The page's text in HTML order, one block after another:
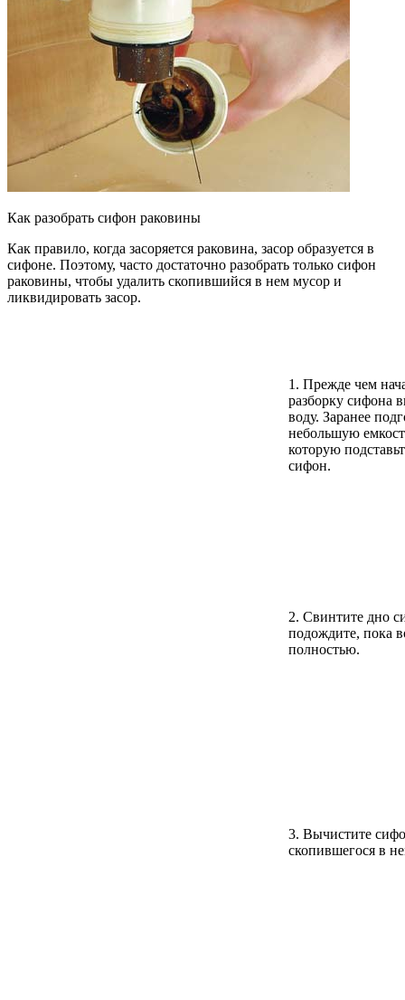
Как разобрать сифон раковины
Как правило, когда засоряется раковина, засор образуется в
сифоне. Поэтому, часто достаточно разобрать только сифон
раковины, чтобы удалить скопившийся в нем мусор и
ликвидировать засор.
1. Прежде чем
разборку сифона
воду. Заранее
небольшую
которую
сифон.
2. Свинтите дно
подождите, пока
полностью.
3. Вычистите
скопившегося в